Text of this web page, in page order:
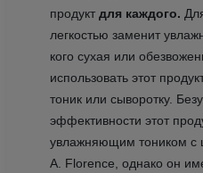
продукт для каждого.
легкостью заменит
кого сухая или
использовать этот
тоник или сыворотку.
эффективности этот
увлажняющим тоником с
A. Florence, однако он